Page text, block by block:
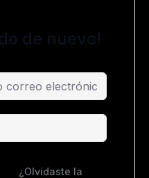
de nuevo!
¿Olvidaste la